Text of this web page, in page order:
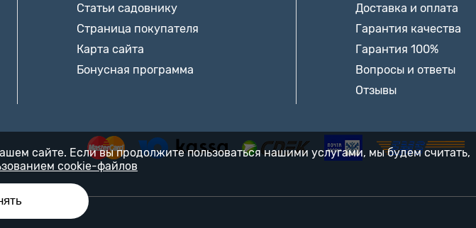
Статьи садовнику
Страница покупателя
Карта сайта
Бонусная программа
Доставка и оплата
Гарантия качества
Гарантия 100%
Вопросы и ответы
Отзывы
сайте. Если вы продолжите пользоваться нашими услугами, мы будем считать,
cookie-файлов